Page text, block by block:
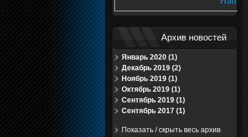
Архив новостей
Январь 2020 (1)
Декабрь 2019 (2)
Ноябрь 2019 (1)
Октябрь 2019 (1)
Сентябрь 2019 (1)
Сентябрь 2017 (1)
Показать / скрыть весь архив